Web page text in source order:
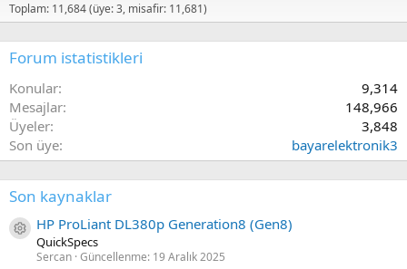
Toplam: 11,684 (üye: 3, misafir: 11,681)
Forum istatistikleri
Konular
9,314
Mesajlar
148,966
Üyeler
3,848
Son üye
bayarelektronik3
Son kaynaklar
Kaynak ikon/amblem
HP ProLiant DL380p Generation8 (Gen8)
QuickSpecs
Sercan Güncellenme: 19 Aralık 2025